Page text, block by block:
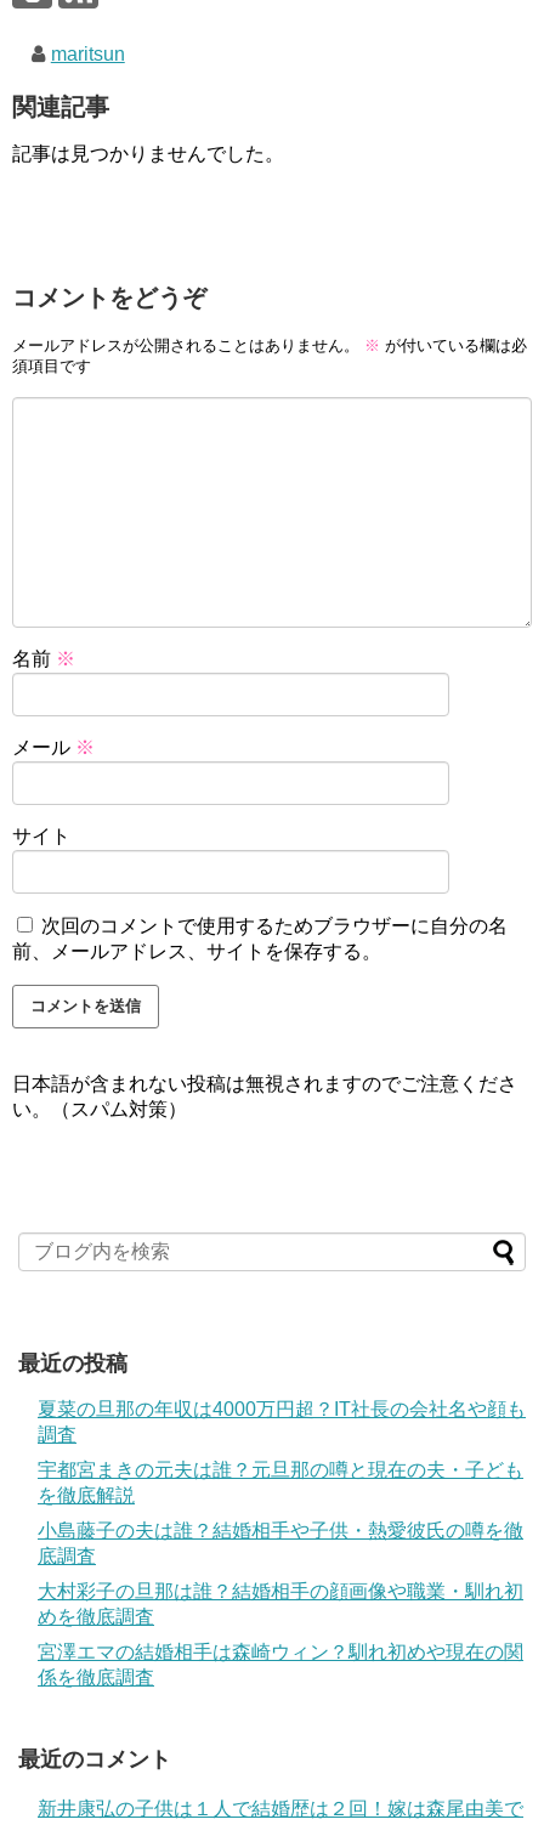
maritsun
関連記事
記事は見つかりませんでした。
コメントをどうぞ
メールアドレスが公開されることはありません。 ※ が付いている欄は必
須項目です
名前 ※
メール ※
サイト
次回のコメントで使用するためブラウザーに自分の名
前、メールアドレス、サイトを保存する。
日本語が含まれない投稿は無視されますのでご注意くださ
い。（スパム対策）
最近の投稿
夏菜の旦那の年収は4000万円超？IT社長の会社名や顔も
調査
宇都宮まきの元夫は誰？元旦那の噂と現在の夫・子ども
を徹底解説
小島藤子の夫は誰？結婚相手や子供・熱愛彼氏の噂を徹
底調査
大村彩子の旦那は誰？結婚相手の顔画像や職業・馴れ初
めを徹底調査
宮澤エマの結婚相手は森崎ウィン？馴れ初めや現在の関
係を徹底調査
最近のコメント
新井康弘の子供は１人で結婚歴は２回！嫁は森尾由美で